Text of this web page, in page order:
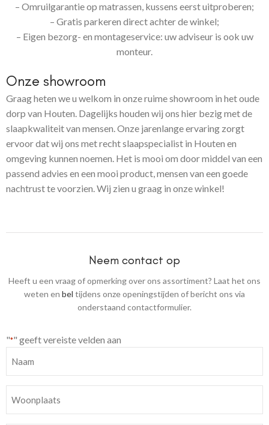
– Omruilgarantie op matrassen, kussens eerst uitproberen;
– Gratis parkeren direct achter de winkel;
– Eigen bezorg- en montageservice: uw adviseur is ook uw
monteur.
Onze showroom
Graag heten we u welkom in onze ruime showroom in het oude
dorp van Houten. Dagelijks houden wij ons hier bezig met de
slaapkwaliteit van mensen. Onze jarenlange ervaring zorgt
ervoor dat wij ons met recht slaapspecialist in Houten en
omgeving kunnen noemen. Het is mooi om door middel van een
passend advies en een mooi product, mensen van een goede
nachtrust te voorzien. Wij zien u graag in onze winkel!
Neem contact op
Heeft u een vraag of opmerking over ons assortiment? Laat het ons
weten en bel tijdens onze openingstijden of bericht ons via
onderstaand contactformulier.
"*" geeft vereiste velden aan